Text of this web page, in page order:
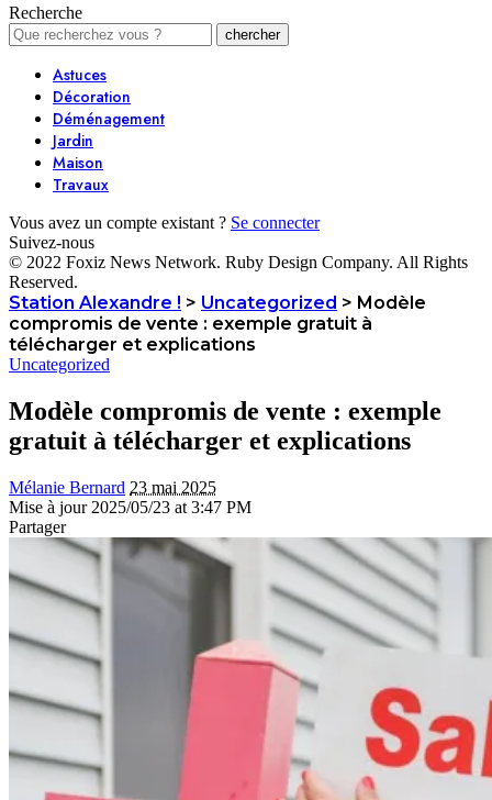
Recherche
Astuces
Décoration
Déménagement
Jardin
Maison
Travaux
Vous avez un compte existant ? Se connecter
Suivez-nous
© 2022 Foxiz News Network. Ruby Design Company. All Rights
Reserved.
Station Alexandre ! > Uncategorized > Modèle
compromis de vente : exemple gratuit à
télécharger et explications
Uncategorized
Modèle compromis de vente : exemple
gratuit à télécharger et explications
Mélanie Bernard 23 mai 2025
Mise à jour 2025/05/23 at 3:47 PM
Partager